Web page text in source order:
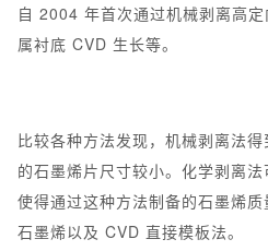
自 2004 年首次通过机械剥离高
属衬底 CVD 生长等。
比较各种方法发现，机械剥离法
的石墨烯片尺寸较小。化学剥离
使得通过这种方法制备的石墨烯
石墨烯以及 CVD 直接模板法。